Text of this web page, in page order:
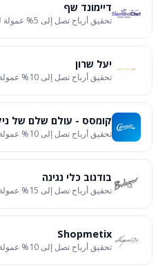
דיימונד שף
تحقيق أرباح تصل إلى 5% عمولة لكل إحالة ناجحة
יעל שרון
تحقيق أرباح تصل إلى 10% عمولة لكل إحالة ناجحة
קומסס - עולם שלם של ניקיון
تحقيق أرباح تصل إلى 10% عمولة لكل إحالة ناجحة
בודגוב כלי נגינה
تحقيق أرباح تصل إلى 15% عمولة لكل إحالة ناجحة
Shopmetix
تحقيق أرباح تصل إلى 10% عمولة لكل إحالة ناجحة